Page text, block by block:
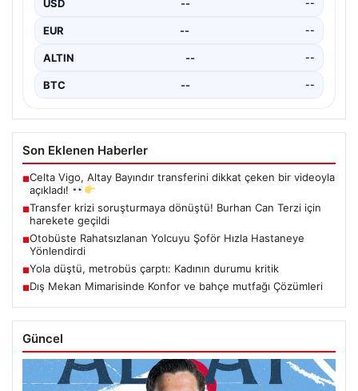
3'lük beraberlikle sahadan ayrılırken maç sonrası
Son Eklenen Haberler
■Celta Vigo, Altay Bayındır transferini dikkat çeken bir videoyla
açıkladı!
Transfer krizi soruşturmaya dönüştü! Burhan Can Terzi için
harekete geçildi
Otobüste Rahatsızlanan Yolcuyu Şoför Hızla Hastaneye
Yönlendirdi
Yola düştü, metrobüs çarptı: Kadının durumu kritik
■ Dış Mekan Mimarisinde Konfor ve bahçe mutfağı Çözümleri
Güncel